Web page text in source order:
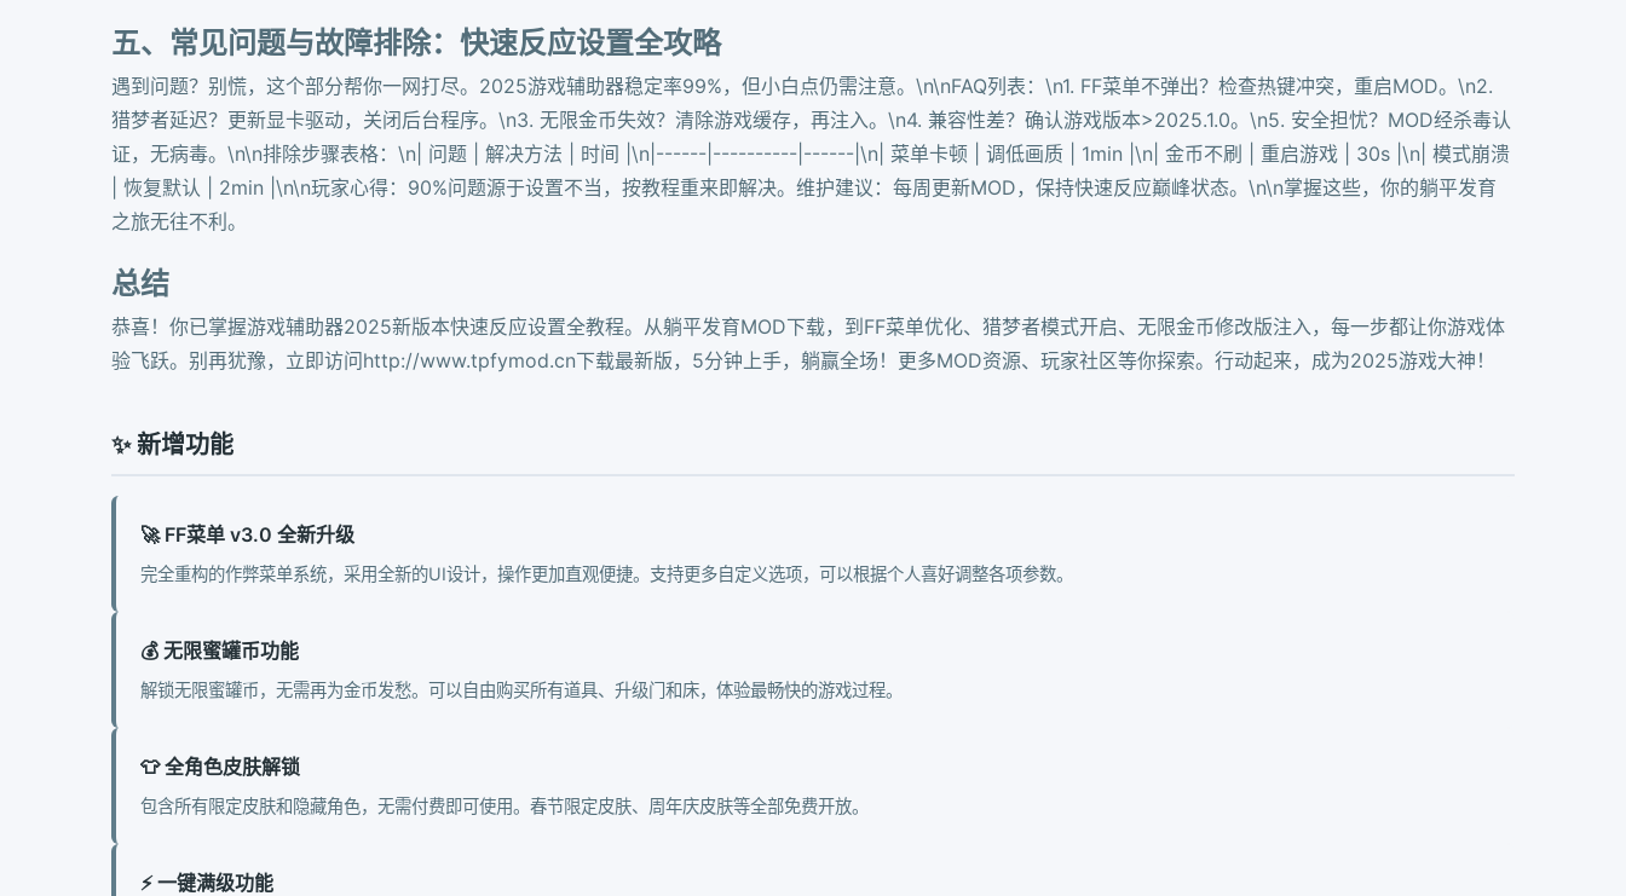
五、常见问题与故障排除：快速反应设置全攻略
遇到问题？别慌，这个部分帮你一网打尽。2025游戏辅助器稳定率99%，但小白点仍需注意。\n\nFAQ列表：\n1. FF菜单不弹出？检查热键冲突，重启MOD。\n2.
猎梦者延迟？更新显卡驱动，关闭后台程序。\n3. 无限金币失效？清除游戏缓存，再注入。\n4. 兼容性差？确认游戏版本>2025.1.0。\n5. 安全担忧？MOD经杀毒认
证，无病毒。\n\n排除步骤表格：\n| 问题 | 解决方法 | 时间 |\n|------|----------|------|\n| 菜单卡顿 | 调低画质 | 1min |\n| 金币不刷 | 重启游戏 | 30s |\n| 模式崩溃
| 恢复默认 | 2min |\n\n玩家心得：90%问题源于设置不当，按教程重来即解决。维护建议：每周更新MOD，保持快速反应巅峰状态。\n\n掌握这些，你的躺平发育
之旅无往不利。
总结
恭喜！你已掌握游戏辅助器2025新版本快速反应设置全教程。从躺平发育MOD下载，到FF菜单优化、猎梦者模式开启、无限金币修改版注入，每一步都让你游戏体
验飞跃。别再犹豫，立即访问http://www.tpfymod.cn下载最新版，5分钟上手，躺赢全场！更多MOD资源、玩家社区等你探索。行动起来，成为2025游戏大神！
✨ 新增功能
🚀 FF菜单 v3.0 全新升级
完全重构的作弊菜单系统，采用全新的UI设计，操作更加直观便捷。支持更多自定义选项，可以根据个人喜好调整各项参数。
💰 无限蜜罐币功能
解锁无限蜜罐币，无需再为金币发愁。可以自由购买所有道具、升级门和床，体验最畅快的游戏过程。
👕 全角色皮肤解锁
包含所有限定皮肤和隐藏角色，无需付费即可使用。春节限定皮肤、周年庆皮肤等全部免费开放。
⚡ 一键满级功能